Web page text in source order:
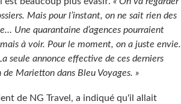
Mais pour l’instant, on ne sait rien des
Une quarantaine d’agences pourraient
à voir. Pour le moment, on a juste envie.
seule annonce effective de ces derniers
Marietton dans Bleu Voyages. »
de NG Travel, a indiqué qu'il allait